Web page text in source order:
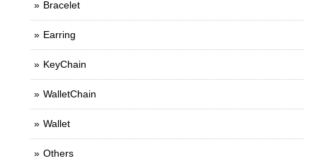
Bracelet
Earring
KeyChain
WalletChain
Wallet
Others